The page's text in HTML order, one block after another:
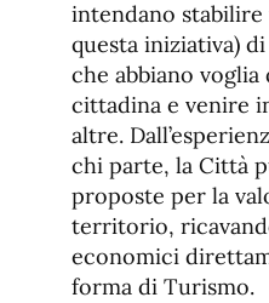
intendano
questa iniziativa)
che abbiano
cittadina e venire
altre.
chi parte, la Città
proposte per la
territorio,
economici
forma di Turismo.